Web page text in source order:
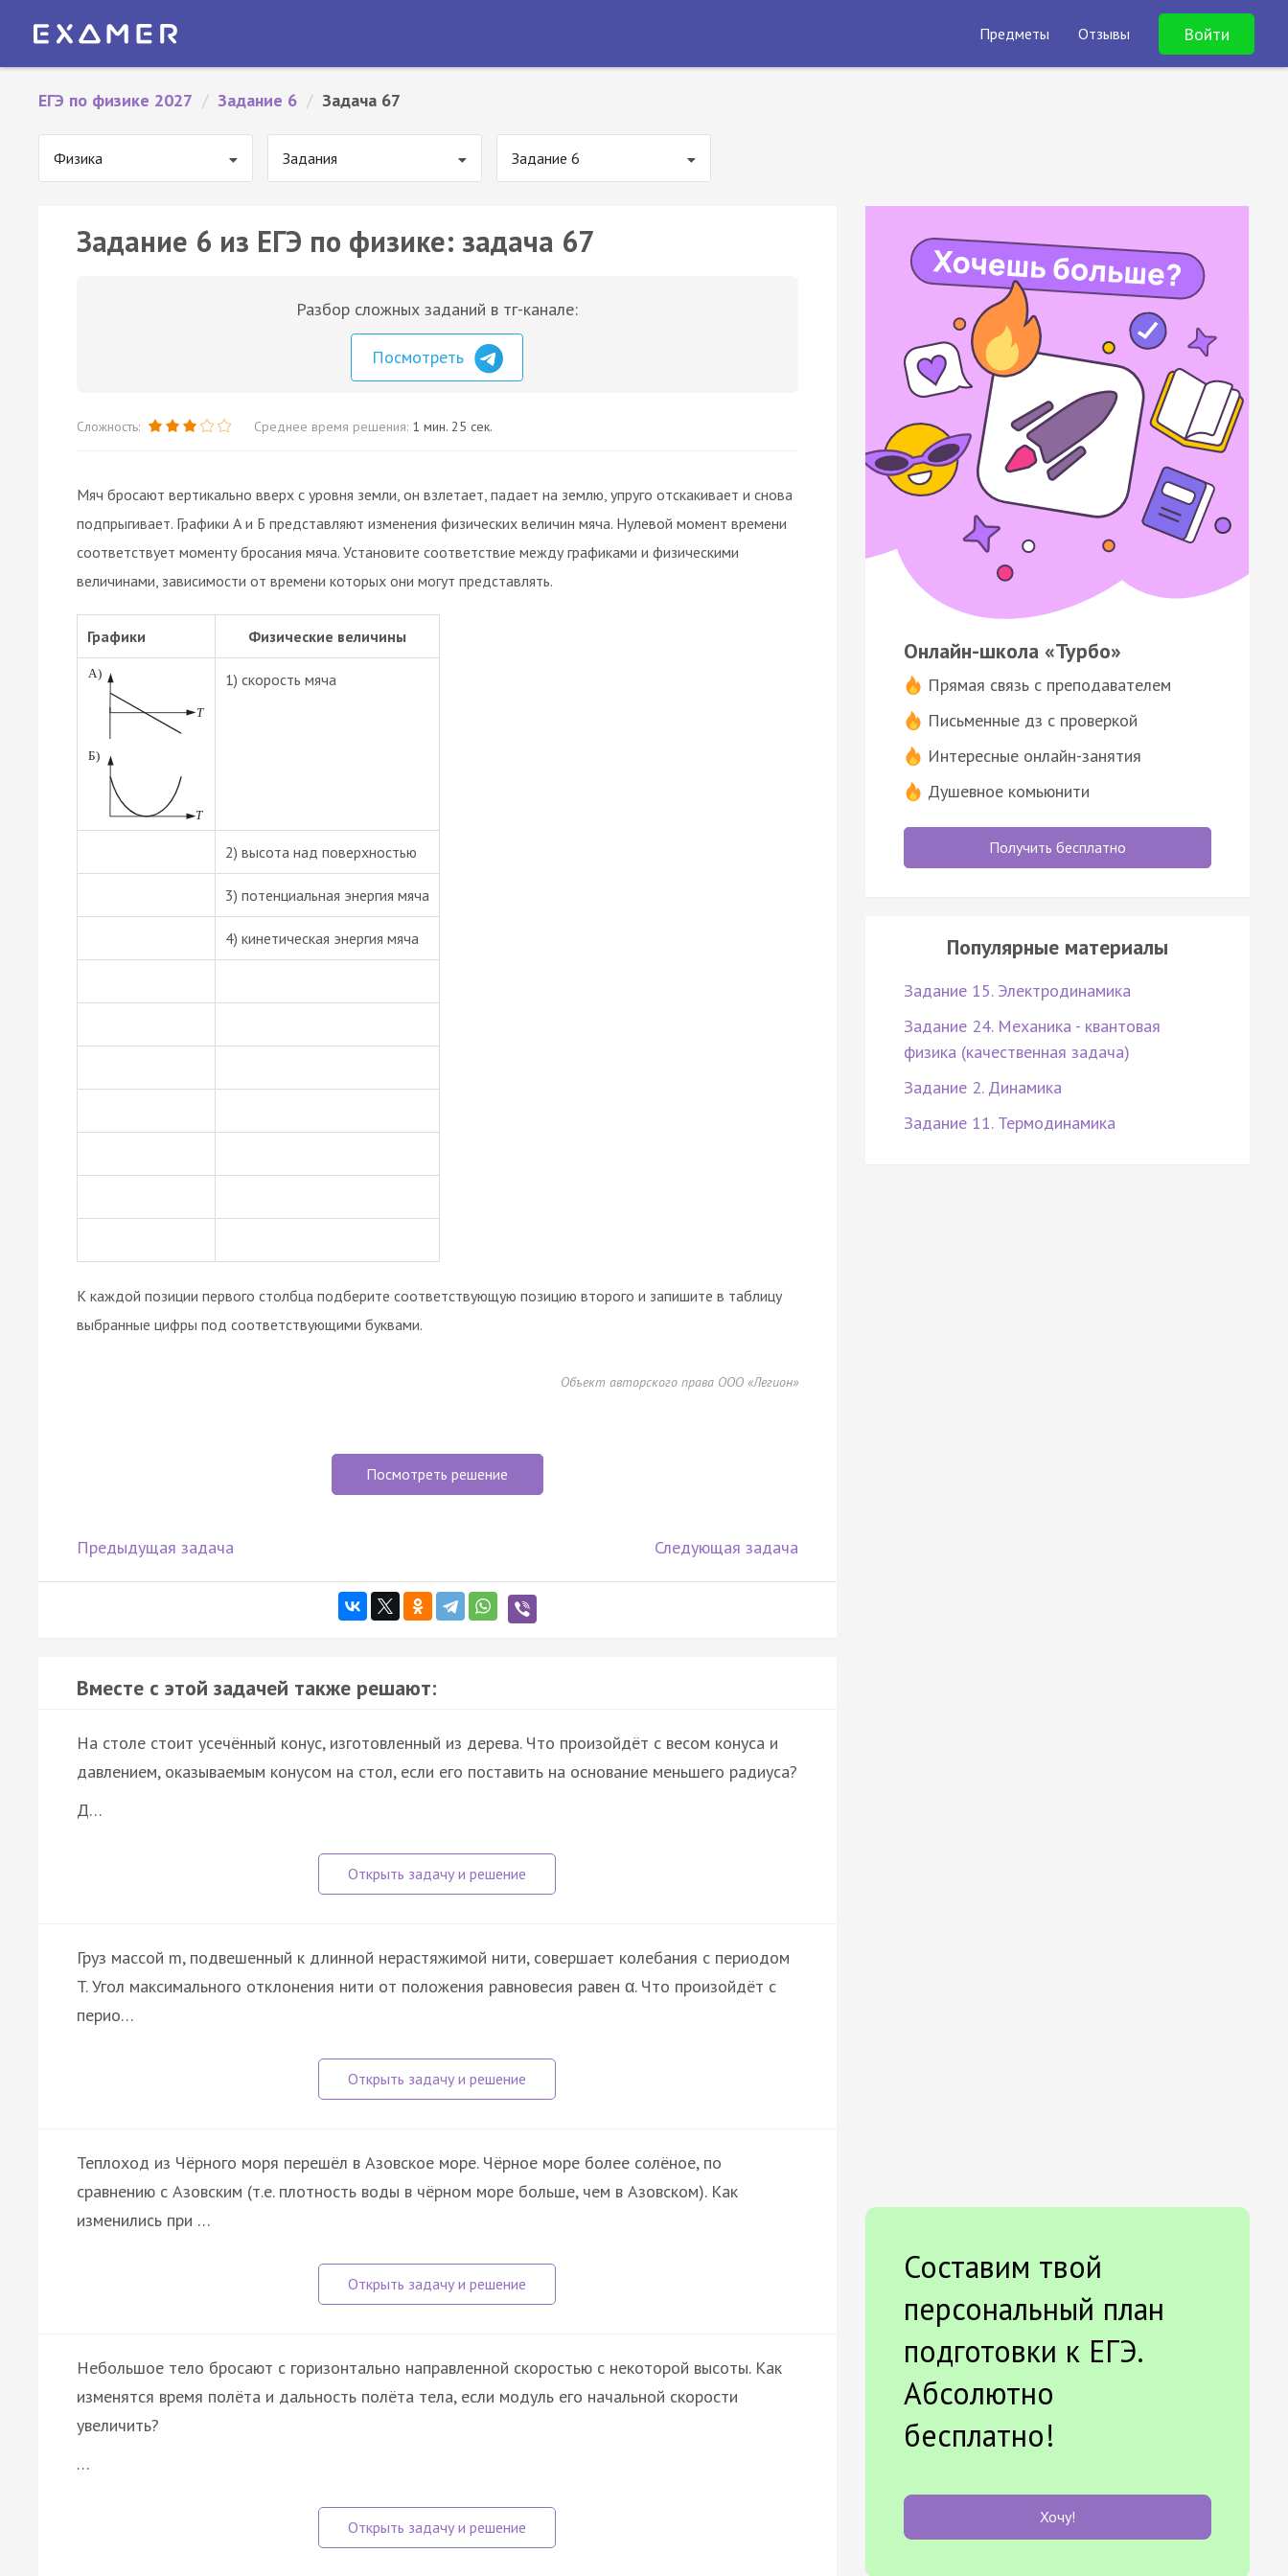
Предметы Отзывы Войти
ЕГЭ по физике 2027 / Задание 6 / Задача 67
Физика Задания Задание 6
Задание 6 из ЕГЭ по физике: задача 67
Разбор сложных заданий в тг-канале:
Посмотреть
Сложность: Среднее время решения: 1 мин. 25 сек.
Мяч бросают вертикально вверх с уровня земли, он взлетает, падает на землю, упруго отскакивает и снова
подпрыгивает. Графики А и Б представляют изменения физических величин мяча. Нулевой момент времени
соответствует моменту бросания мяча. Установите соответствие между графиками и физическими
величинами, зависимости от времени которых они могут представлять.
Графики Физические величины
1) скорость мяча
2) высота над поверхностью
3) потенциальная энергия мяча
4) кинетическая энергия мяча
К каждой позиции первого столбца подберите соответствующую позицию второго и запишите в таблицу
выбранные цифры под соответствующими буквами.
Объект авторского права ООО «Легион»
Посмотреть решение
Предыдущая задача Следующая задача
Вместе с этой задачей также решают:
На столе стоит усечённый конус, изготовленный из дерева. Что произойдёт с весом конуса и
давлением, оказываемым конусом на стол, если его поставить на основание меньшего радиуса?
Д…
Груз массой m, подвешенный к длинной нерастяжимой нити, совершает колебания с периодом
T. Угол максимального отклонения нити от положения равновесия равен α. Что произойдёт с
перио…
Теплоход из Чёрного моря перешёл в Азовское море. Чёрное море более солёное, по
сравнению с Азовским (т.е. плотность воды в чёрном море больше, чем в Азовском). Как
изменились при …
Небольшое тело бросают с горизонтально направленной скоростью с некоторой высоты. Как
изменятся время полёта и дальность полёта тела, если модуль его начальной скорости
увеличить?
…
Онлайн-школа «Турбо»
Прямая связь с преподавателем
Письменные дз с проверкой
Интересные онлайн-занятия
Душевное комьюнити
Получить бесплатно
Популярные материалы
Задание 15. Электродинамика
Задание 24. Механика - квантовая
физика (качественная задача)
Задание 2. Динамика
Задание 11. Термодинамика
Составим твой
персональный план
подготовки к ЕГЭ.
Абсолютно
бесплатно!
Хочу!